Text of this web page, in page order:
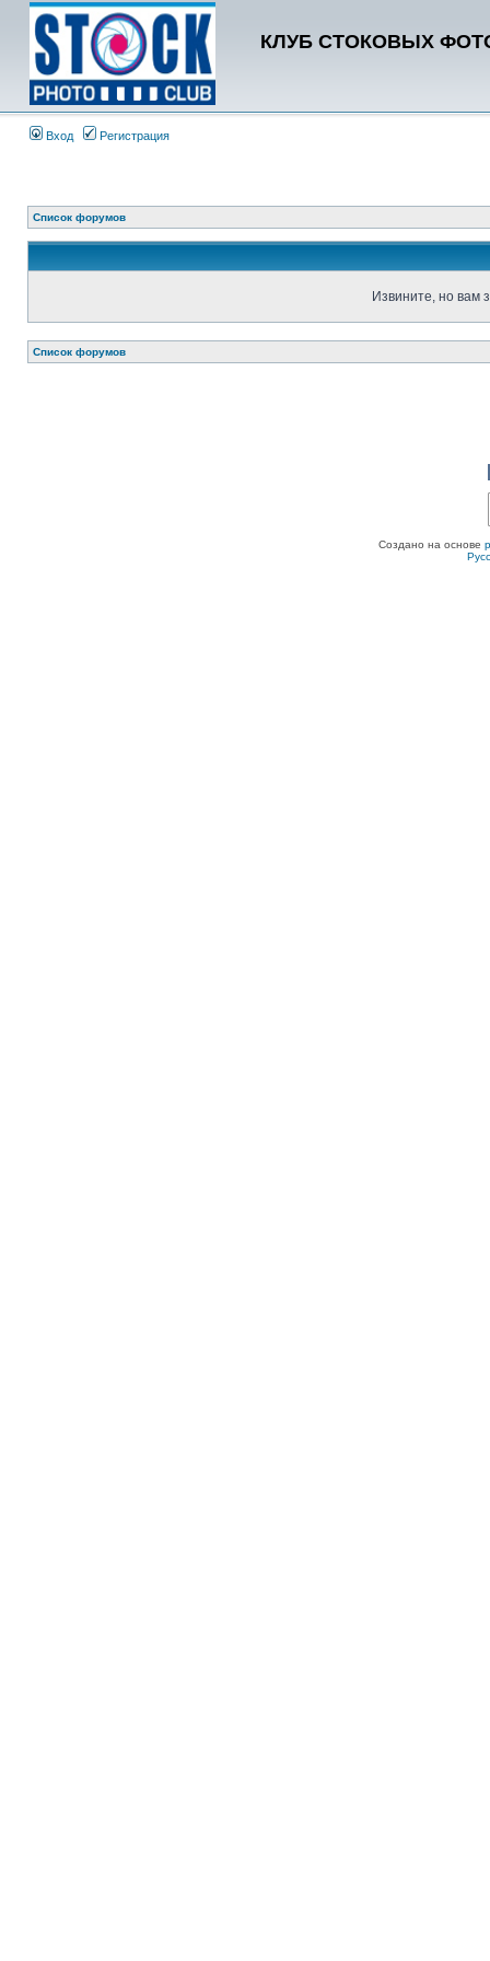
КЛУБ СТОКОВЫХ
Вход Регистрация
Список форумов
Извините, но вам
Список форумов
Создано на основе